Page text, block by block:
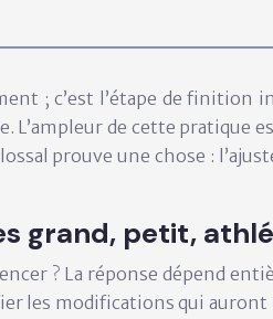
; c’est l’étape de
de cette pratique
prouve une chose :
grand, petit,
? La réponse dépend
les modifications qui